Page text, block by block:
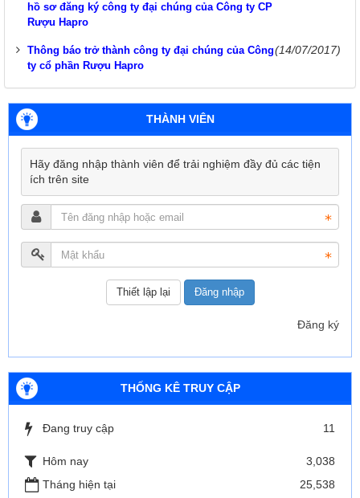
hồ sơ đăng ký công ty đại chúng của Công ty CP
Rượu Hapro
Thông báo trở thành công ty đại chúng của Công
ty cổ phần Rượu Hapro
(14/07/2017)
THÀNH VIÊN
Hãy đăng nhập thành viên để trải nghiệm đầy đủ các tiện
ích trên site
Đăng nhập
Đăng ký
THỐNG KÊ TRUY CẬP
Đang truy cập 11
Hôm nay
3,038
Tháng hiện tại
25,538